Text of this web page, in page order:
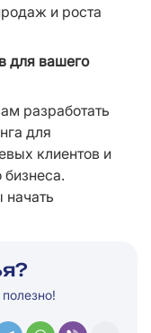
и роста
для вашего
разработать
для
клиентов и
начать